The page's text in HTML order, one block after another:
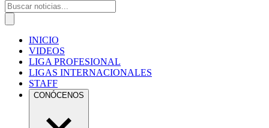
INICIO
VIDEOS
LIGA PROFESIONAL
LIGAS INTERNACIONALES
STAFF
CONÓCENOS